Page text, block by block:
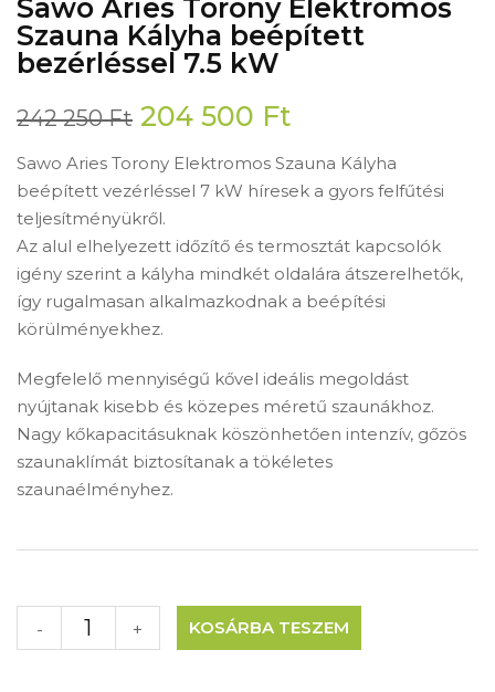
Sawo Aries Torony Elektromos
Szauna Kályha beépített
bezérléssel 7.5 kW
242 250Ft Original
was:
242
250 Ft.
204 500 Ft
is:
204
Sawo Aries Torony Elektromos Szauna Kályha
beépített vezérléssel 7 kW híresek a gyors felfűtési
teljesítményükről.
Az alul elhelyezett időzítő és termosztát kapcsolók
igény szerint a kályha mindkét oldalára átszerelhetők,
így rugalmasan alkalmazkodnak a beépítési
körülményekhez.
Megfelelő mennyiségű kővel ideális megoldást
nyújtanak kisebb és közepes méretű szaunákhoz.
Nagy kőkapacitásuknak köszönhetően intenzív, gőzös
szaunaklímát biztosítanak a tökéletes
szaunaélményhez.
+
- KOSÁRBA TESZEM